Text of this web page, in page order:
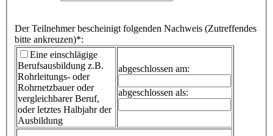
Der Teilnehmer bescheinigt folgenden Nachweis (Zutreffendes
bitte ankreuzen)*:
Eine einschlägige
Berufsausbildung z.B.
Rohrleitungs- oder
Rohrnetzbauer oder
vergleichbarer Beruf,
oder letztes Halbjahr der
Ausbildung
abgeschlossen am:
abgeschlossen als: